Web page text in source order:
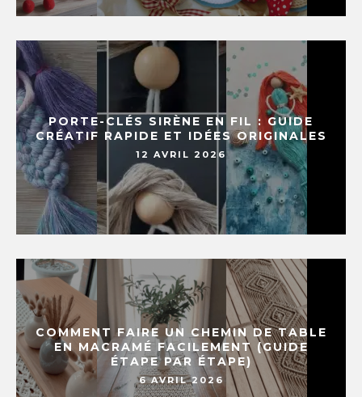
PORTE-CLÉS SIRÈNE EN FIL : GUIDE
CRÉATIF RAPIDE ET IDÉES ORIGINALES
12 AVRIL 2026
COMMENT FAIRE UN CHEMIN DE TABLE
EN MACRAMÉ FACILEMENT (GUIDE
ÉTAPE PAR ÉTAPE)
6 AVRIL 2026